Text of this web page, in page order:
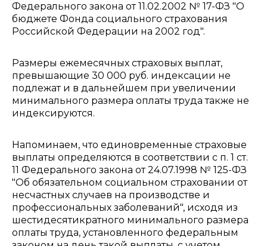
Федерального закона от 11.02.2002 № 17-ФЗ "О
бюджете Фонда социального страхования
Российской Федерации на 2002 год".
Размеры ежемесячных страховых выплат,
превышающие 30 000 руб. индексации не
подлежат и в дальнейшем при увеличении
минимального размера оплаты труда также не
индексируются.
Напоминаем, что единовременные страховые
выплаты определяются в соответствии с п. 1 ст.
11 Федерального закона от 24.07.1998 № 125-ФЗ
"Об обязательном социальном страховании от
несчастных случаев на производстве и
профессиональных заболеваний", исходя из
шестидесятикратного минимального размера
оплаты труда, установленного федеральным